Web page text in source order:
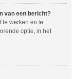
van een bericht?
te werken en te
optie, in het